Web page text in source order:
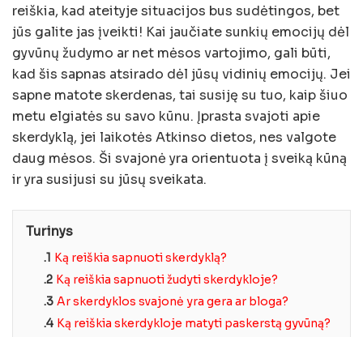
reiškia, kad ateityje situacijos bus sudėtingos, bet
jūs galite jas įveikti! Kai jaučiate sunkių emocijų dėl
gyvūnų žudymo ar net mėsos vartojimo, gali būti,
kad šis sapnas atsirado dėl jūsų vidinių emocijų. Jei
sapne matote skerdenas, tai susiję su tuo, kaip šiuo
metu elgiatės su savo kūnu. Įprasta svajoti apie
skerdyklą, jei laikotės Atkinso dietos, nes valgote
daug mėsos. Ši svajonė yra orientuota į sveiką kūną
ir yra susijusi su jūsų sveikata.
Turinys
.1 Ką reiškia sapnuoti skerdyklą?
.2 Ką reiškia sapnuoti žudyti skerdykloje?
.3 Ar skerdyklos svajonė yra gera ar bloga?
.4 Ką reiškia skerdykloje matyti paskerstą gyvūną?